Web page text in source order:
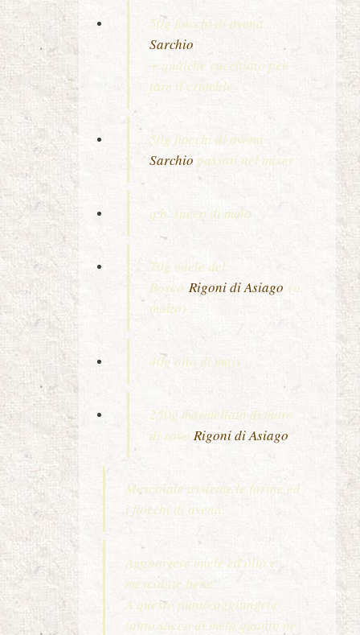
50g fiocchi di avena
Sarchio
+ qualche cucchiaio per
fare il crumble
50g fiocchi di avena
Sarchio passati nel mixer
q.b. succo di mela
70g miele del
Bosco Rigoni di Asiago (o
malto)
40g olio di mais
250g marmellata di more
di rovo Rigoni di Asiago
Mescolate assieme le farine ed
i fiocchi di avena.
Aggiungere miele ed olio e
mescolate bene.
A questo punto aggiungete
tanto succo di mela quanto ne